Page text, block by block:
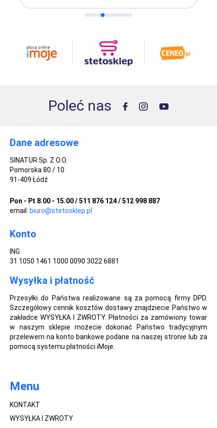
Poleć nas
Dane adresowe
SINATUR Sp. Z O.O.
Pomorska 80 / 10
91-409 Łódź
Pon - Pt 8.00 - 15.00 / 511 876 124 / 512 998 887
email: biuro@stetosklep.pl
Konto
ING
31 1050 1461 1000 0090 3022 6881
Wysyłka i płatność
Przesyłki do Państwa realizowane są za pomocą firmy DPD.
Szczegółowy cennik kosztów dostawy znajdziecie Państwo w
zakładce WYSYŁKA I ZWROTY. Płatności za zamówiony towar
w naszym sklepie możecie dokonać Państwo tradycyjnym
przelewem na konto bankowe podane na naszej stronie lub za
pomocą systemu płatności iMoje.
Menu
KONTAKT
WYSYŁKA I ZWROTY